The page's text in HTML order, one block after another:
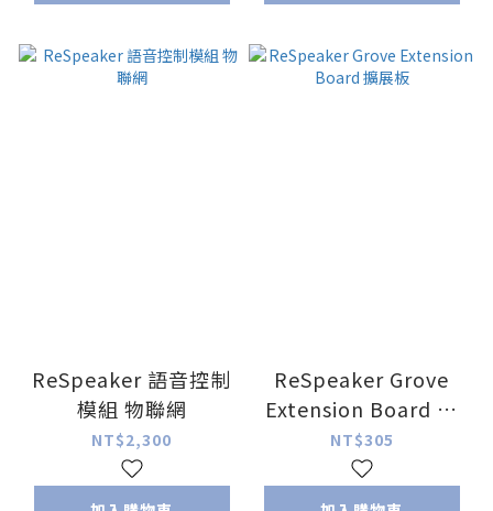
ReSpeaker 語音控制
模組 物聯網
NT$2,300
ReSpeaker Grove
Extension Board 擴
展板
NT$305